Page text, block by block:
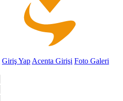
Giriş Yap Acenta Girişi Foto Galeri